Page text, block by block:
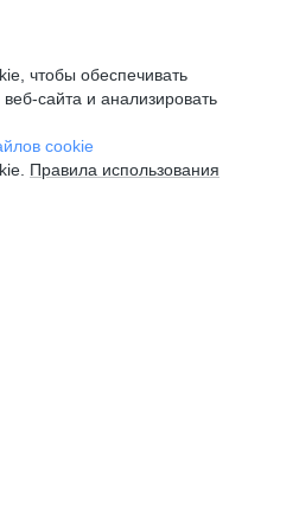
чтобы обеспечивать
сайта и анализировать
cookie
Правила использования